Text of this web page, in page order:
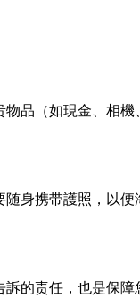
品（如現金、相
身携带護照，以
的责任，也是保障